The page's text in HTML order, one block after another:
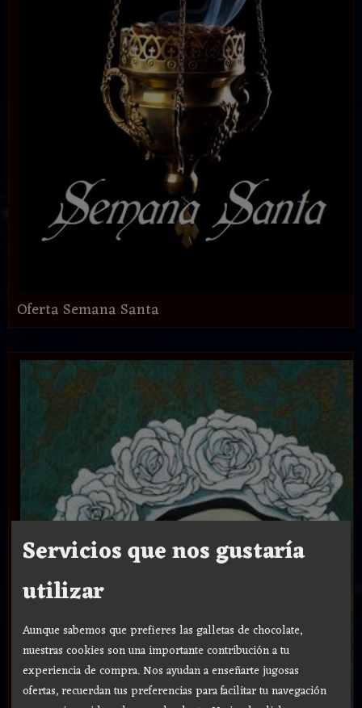
Oferta Semana Santa
Servicios que nos gustaría
utilizar
Aunque sabemos que prefieres las galletas de chocolate,
nuestras cookies son una importante contribución a tu
experiencia de compra. Nos ayudan a enseñarte jugosas
ofertas, recuerdan tus preferencias para facilitar tu navegación